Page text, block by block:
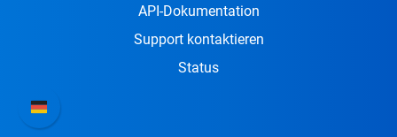
API-Dokumentation
Support kontaktieren
Status